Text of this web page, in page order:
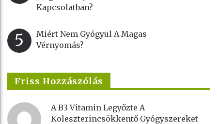
Kapcsolatban?
5
Miért Nem Gyógyul A Magas
Vérnyomás?
Friss Hozzászólás
A B3 Vitamin Legyőzte A
Koleszterincsökkentő Gyógyszereket